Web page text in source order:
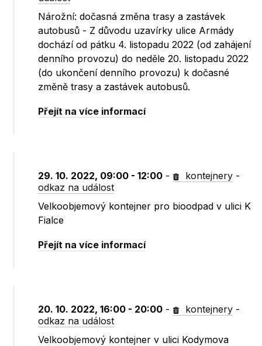
Nárožní: dočasná změna trasy a zastávek
autobusů - Z důvodu uzavírky ulice Armády
dochází od pátku 4. listopadu 2022 (od zahájení
denního provozu) do neděle 20. listopadu 2022
(do ukončení denního provozu) k dočasné
změně trasy a zastávek autobusů.
Přejít na více informací
29. 10. 2022, 09:00 - 12:00 - kontejnery -
odkaz na událost
Velkoobjemový kontejner pro bioodpad v ulici K
Fialce
Přejít na více informací
20. 10. 2022, 16:00 - 20:00 - kontejnery -
odkaz na událost
Velkoobjemový kontejner v ulici Kodymova